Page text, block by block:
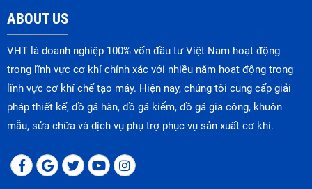
ABOUT US
VHT là doanh nghiệp 100% vốn đầu tư Việt Nam hoạt động
trong lĩnh vực cơ khí chính xác với nhiều năm hoạt động trong
lĩnh vực cơ khí chế tạo máy. Hiện nay, chúng tôi cung cấp giải
pháp thiết kế, đồ gá hàn, đồ gá kiểm, đồ gá gia công, khuôn
mẫu, sửa chữa và dịch vụ phụ trợ phục vụ sản xuất cơ khí.